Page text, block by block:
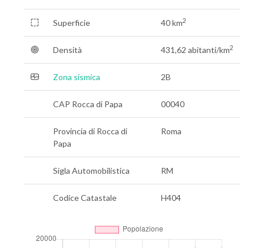
Superficie 40 km2
Densità 431,62 abitanti/km2
Zona sismica 2B
CAP Rocca di Papa 00040
Provincia di Rocca di
Papa
Roma
Sigla Automobilistica RM
Codice Catastale H404